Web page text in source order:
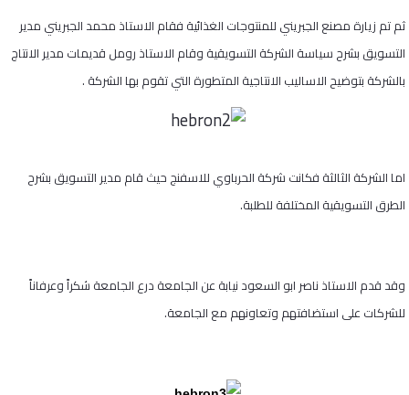
ثم تم زيارة مصنع الجبريني للمنتوجات الغذائية فقام الاستاذ محمد الجبريني مدير
التسويق بشرح سياسة الشركة التسويقية وقام الاستاذ رومل قديمات مدير الانتاج
بالشركة بتوضيح الاساليب الانتاجية المتطورة التي تقوم بها الشركة .
اما الشركة الثالثة فكانت شركة الحرباوي للاسفنج حيث قام مدير التسويق بشرح
الطرق التسويقية المختلفة للطلبة.
وقد قدم الاستاذ ناصر ابو السعود نيابة عن الجامعة درع الجامعة شكراً وعرفاناً
للشركات على استضافتهم وتعاونهم مع الجامعة.